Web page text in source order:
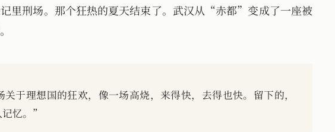
里刑场。那个狂热的夏天结束了。武汉从“赤都”变成了一座被
于理想国的狂欢，像一场高烧，来得快，去得也快。留下的，
忆。”